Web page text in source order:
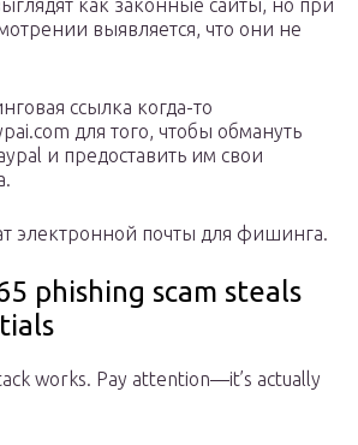
как законные сайты, но при
выявляется, что они не
ссылка когда-то
для того, чтобы обмануть
и предоставить им свои
электронной почты для фишинга.
phishing scam steals
works. Pay attention—it’s actually